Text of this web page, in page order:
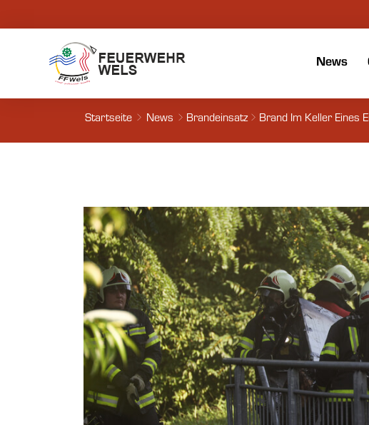
News
Startseite News Brandeinsatz Brand Im Keller Eines